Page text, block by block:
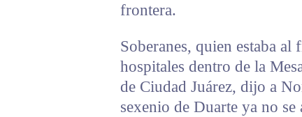
frontera.
Soberanes, quien estaba
hospitales dentro de la
de Ciudad Juárez, dijo a
sexenio de Duarte ya no